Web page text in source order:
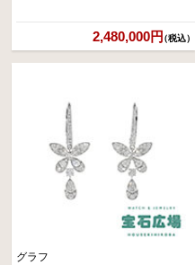
2,480,000円（税込）
グラフ